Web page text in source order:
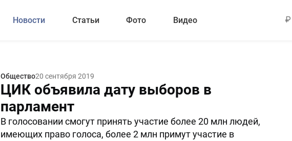
Новости Статьи Фото Видео
Общество20 сентября 2019
ЦИК объявила дату выборов в
парламент
В голосовании смогут принять участие более 20 млн людей,
имеющих право голоса, более 2 млн примут участие в